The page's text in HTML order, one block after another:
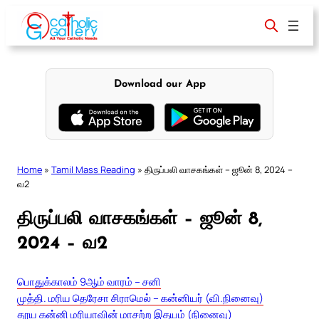
content
Download our App
Home » Tamil Mass Reading » திருப்பலி வாசகங்கள் – ஜூன் 8, 2024 –
வ2
திருப்பலி வாசகங்கள் – ஜூன் 8,
2024 – வ2
பொதுக்காலம் 9ஆம் வாரம் – சனி
முத்தி. மரிய தெரேசா சிராமெல் – கன்னியர் (வி.நினைவு)
தூய கன்னி மரியாவின் மாசற்ற இதயம் (நினைவு)